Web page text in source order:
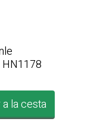
la cesta